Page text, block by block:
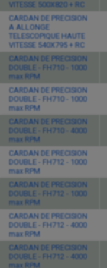
VITESSE 500X820 + RC
CARDAN DE PRECISION
A ALLONGE
TELESCOPIQUE HAUTE
VITESSE 540X795 + RC
CARDAN DE PRECISION
DOUBLE - FH710 - 1000
max RPM
CARDAN DE PRECISION
DOUBLE - FH710 - 1000
max RPM
CARDAN DE PRECISION
DOUBLE - FH710 - 4000
max RPM
CARDAN DE PRECISION
DOUBLE - FH712 - 1000
max RPM
CARDAN DE PRECISION
DOUBLE - FH712 - 1000
max RPM
CARDAN DE PRECISION
DOUBLE - FH712 - 4000
max RPM
CARDAN DE PRECISION
DOUBLE - FH712 - 4000
max RPM